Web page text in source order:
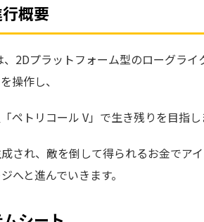
概要
、2Dプラットフォーム型のローグラ
操作し、
ペトリコール V」で生き残りを目指し
され、敵を倒して得られるお金でア
へと進んでいきます。